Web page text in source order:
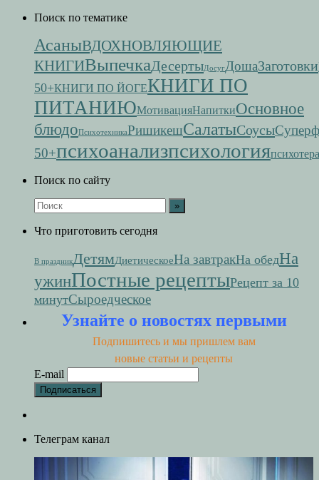
Поиск по тематике
АсаныВДОХНОВЛЯЮЩИЕ
КНИГИВыпечкаДесертыДосугДошаЗаготовки
50+КНИГИ ПО ЙОГЕКНИГИ ПО
ПИТАНИЮМотивацияНапиткиОсновное
блюдоПсихотехникаРишикешСалатыСоусы
50+психоанализпсихология
Поиск по сайту
Что приготовить сегодня
В праздникДетямДиетическоеНа завтракНа обедНа
ужинПостные рецептыРецепт за 10
минутСыроедческое
Узнайте о новостях первыми
Подпишитесь и мы пришлем вам
новые статьи и рецепты
E-mail
Телеграм канал